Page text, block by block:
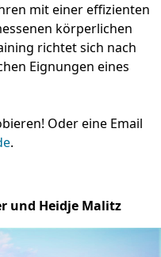
mit einer effizienten
körperlichen
richtet sich nach
Eignungen eines
Oder eine Email
.
und Heidje Malitz